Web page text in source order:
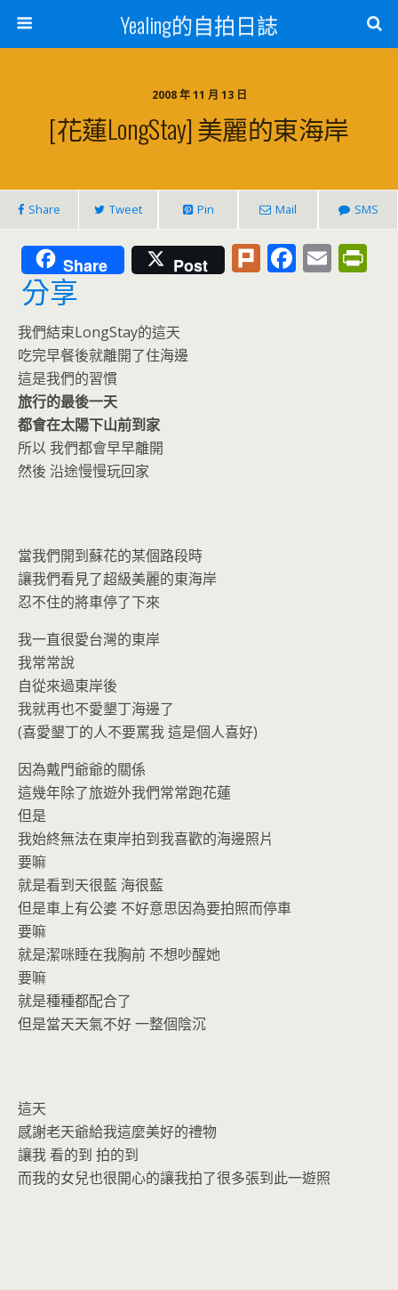
Yealing的自拍日誌
2008 年 11 月 13 日
[花蓮LongStay] 美麗的東海岸
Share Tweet Pin Mail SMS
Share Post Pl F E
分享
我們結束LongStay的這天
吃完早餐後就離開了住海邊
這是我們的習慣
旅行的最後一天
都會在太陽下山前到家
所以 我們都會早早離開
然後 沿途慢慢玩回家
當我們開到蘇花的某個路段時
讓我們看見了超級美麗的東海岸
忍不住的將車停了下來
我一直很愛台灣的東岸
我常常說
自從來過東岸後
我就再也不愛墾丁海邊了
(喜愛墾丁的人不要罵我 這是個人喜好)
因為戴門爺爺的關係
這幾年除了旅遊外我們常常跑花蓮
但是
我始終無法在東岸拍到我喜歡的海邊照片
要嘛
就是看到天很藍 海很藍
但是車上有公婆 不好意思因為要拍照而停車
要嘛
就是潔咪睡在我胸前 不想吵醒她
要嘛
就是種種都配合了
但是當天天氣不好 一整個陰沉
這天
感謝老天爺給我這麼美好的禮物
讓我 看的到 拍的到
而我的女兒也很開心的讓我拍了很多張到此一遊照